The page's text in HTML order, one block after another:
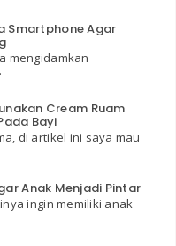
Smartphone Agar
mengidamkan
Cream Ruam
Bayi
di artikel ini saya mau
Anak Menjadi Pintar
ingin memiliki anak